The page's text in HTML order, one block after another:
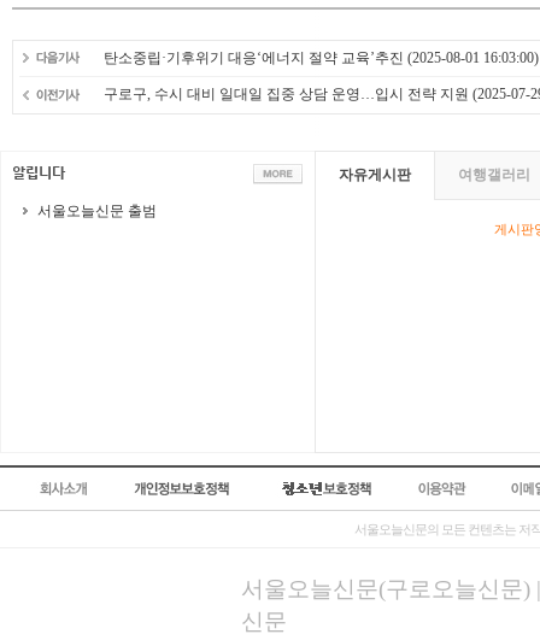
탄소중립·기후위기 대응‘에너지 절약 교육’추진 (2025-08-01 16:03:00)
구로구, 수시 대비 일대일 집중 상담 운영…입시 전략 지원 (2025-07-
서울오늘신문 출범
자유게시판 여행갤러리
게시판
서울오늘신문의 모든 컨텐츠는 저
서울오늘신문(구로오늘신문)
신문